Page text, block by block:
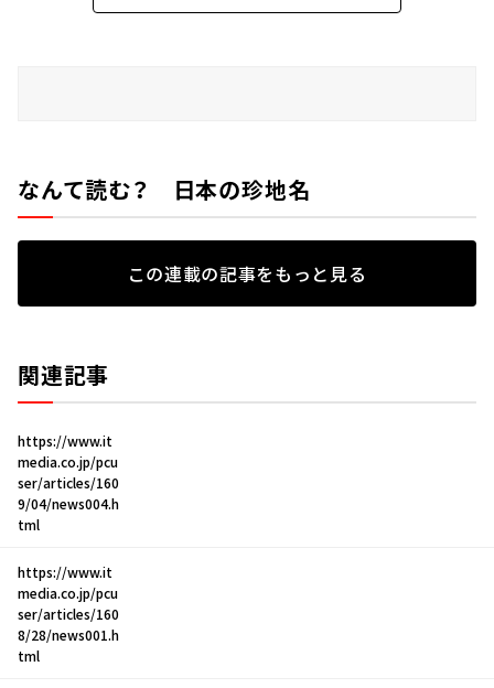
なんて読む？ 日本の珍地名
この連載の記事をもっと見る
関連記事
https://www.it
media.co.jp/pcu
ser/articles/160
9/04/news004.h
tml
https://www.it
media.co.jp/pcu
ser/articles/160
8/28/news001.h
tml